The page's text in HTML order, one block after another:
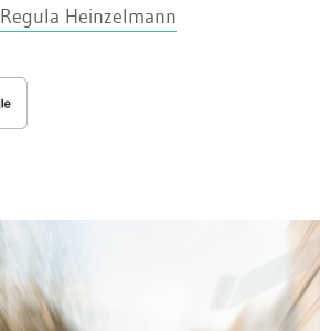
Regula Heinzelmann